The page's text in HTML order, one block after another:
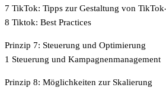
7 TikTok: Tipps zur Gestaltung von
8 Tiktok: Best Practices
Prinzip 7: Steuerung und Optimierung
1 Steuerung und Kampagnenmanagement
Prinzip 8: Möglichkeiten zur Skalierung